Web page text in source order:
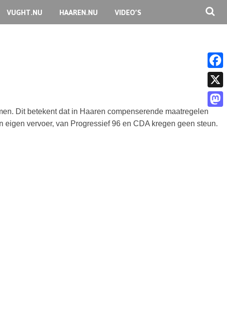
VUGHT.NU HAAREN.NU VIDEO’S
Dit betekent dat in Haaren compenserende maatregelen
vervoer, van Progressief 96 en CDA kregen geen steun.
F
a
c
e
X
M